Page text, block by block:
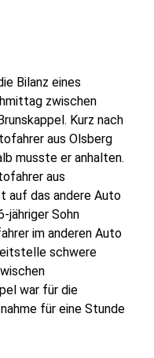
Bilanz eines
zwischen
Kurz nach
aus Olsberg
musste er anhalten.
aus
auf das andere Auto
jähriger Sohn
im anderen Auto
schwere
war für die
für eine Stunde